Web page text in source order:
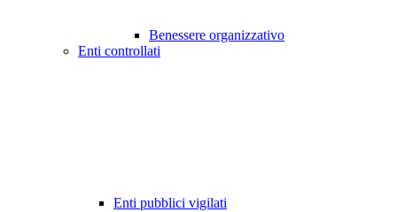
Benessere organizzativo
Enti controllati
Enti pubblici vigilati